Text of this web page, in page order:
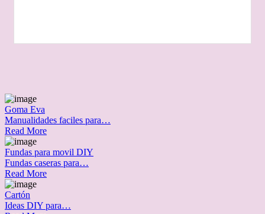
Goma Eva
Manualidades faciles para…
Read More
Fundas para movil DIY
Fundas caseras para…
Read More
Cartón
Ideas DIY para…